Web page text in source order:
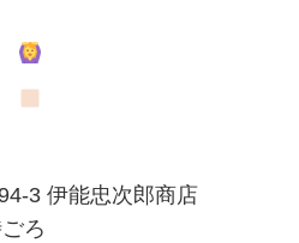
3 伊能忠次郎商店
ろ